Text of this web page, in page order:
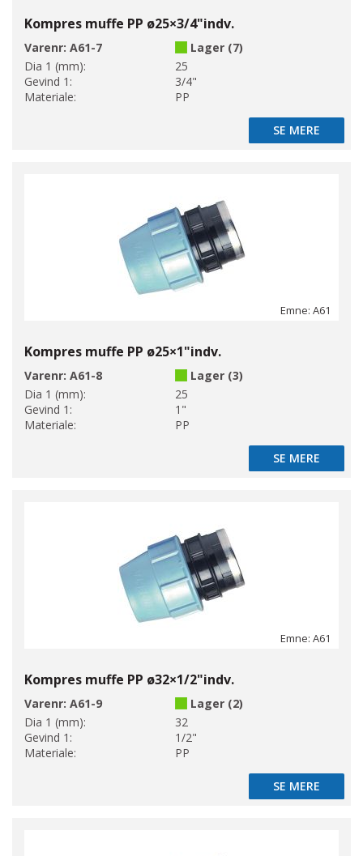
Kompres muffe PP ø25×3/4"indv.
Varenr: A61-7
Lager (7)
Dia 1 (mm):
25
Gevind 1:
3/4"
Materiale:
PP
SE MERE
SE MERE
Emne: A61
Kompres muffe PP ø25×1"indv.
Varenr: A61-8
Lager (3)
Dia 1 (mm):
25
Gevind 1:
1"
Materiale:
PP
SE MERE
SE MERE
Emne: A61
Kompres muffe PP ø32×1/2"indv.
Varenr: A61-9
Lager (2)
Dia 1 (mm):
32
Gevind 1:
1/2"
Materiale:
PP
SE MERE
SE MERE